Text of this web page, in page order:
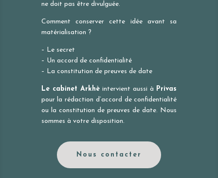
ne doit pas être divulguée.
Comment conserver cette idée avant sa
matérialisation ?
– Le secret
– Un accord de confidentialité
– La constitution de preuves de date
Le cabinet Arkhèintervient aussi à Privas
pour la rédaction d’accord de confidentialité
ou la constitution de preuves de date. Nous
sommes à votre disposition.
Nous contacter